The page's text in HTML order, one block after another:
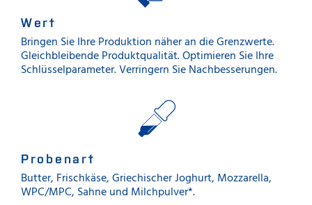
Wert
Bringen Sie Ihre Produktion näher an die Grenzwerte.
Gleichbleibende Produktqualität. Optimieren Sie Ihre
Schlüsselparameter. Verringern Sie Nachbesserungen.
Probenart
Butter, Frischkäse, Griechischer Joghurt, Mozzarella,
WPC/MPC, Sahne und Milchpulver*.